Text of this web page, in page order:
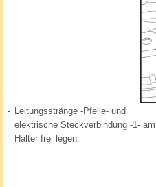
- Leitungsstränge -Pfeile- und
elektrische Steckverbindung -1- am
Halter frei legen.